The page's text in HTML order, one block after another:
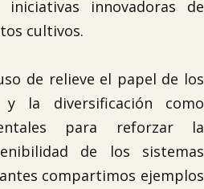
innovadoras de
cultivos.
de relieve el papel de los
y la diversificación como
para reforzar la
de los sistemas
compartimos ejemplos